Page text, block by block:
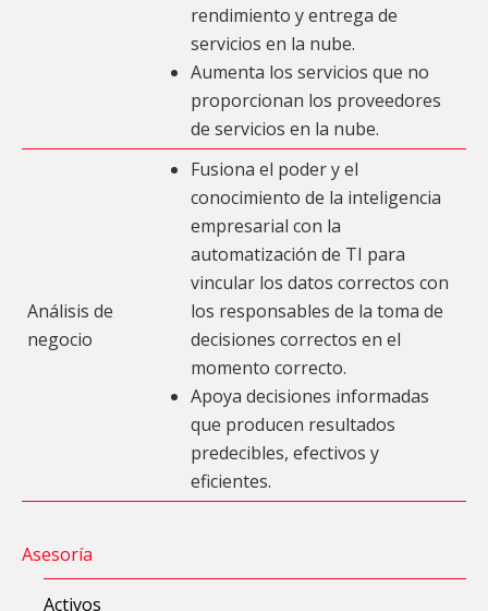
rendimiento y entrega de
servicios en la nube.
Aumenta los servicios que no
proporcionan los proveedores
de servicios en la nube.
Análisis de
negocio
Fusiona el poder y el
conocimiento de la inteligencia
empresarial con la
automatización de TI para
vincular los datos correctos con
los responsables de la toma de
decisiones correctos en el
momento correcto.
Apoya decisiones informadas
que producen resultados
predecibles, efectivos y
eficientes.
Asesoría
Activos